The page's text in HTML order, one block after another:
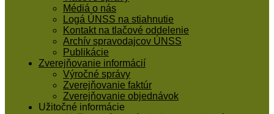
Médiá o nás
Logá ÚNSS na stiahnutie
Kontakt na tlačové oddelenie
Archív spravodajcov ÚNSS
Publikácie
Zverejňovanie informácií
Výročné správy
Zverejňovanie faktúr
Zverejňovanie objednávok
Užitočné informácie